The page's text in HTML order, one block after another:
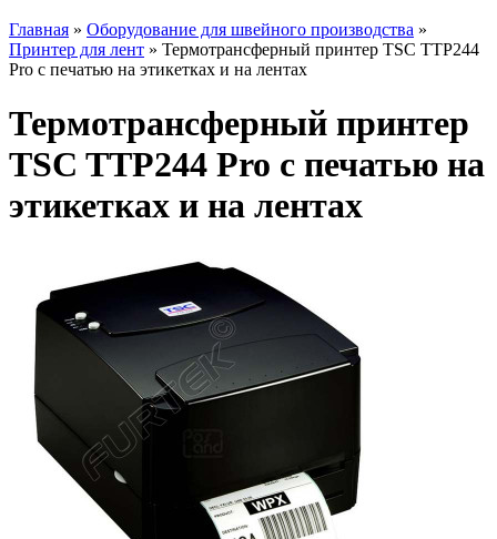
Главная » Оборудование для швейного производства »
Принтер для лент » Термотрансферный принтер TSC TTP244
Pro с печатью на этикетках и на лентах
Термотрансферный принтер
TSC TTP244 Pro с печатью на
этикетках и на лентах